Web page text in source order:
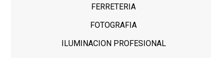
FERRETERIA
FOTOGRAFIA
ILUMINACION PROFESIONAL